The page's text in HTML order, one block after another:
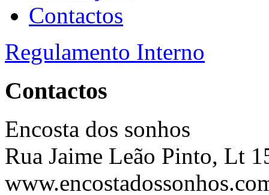
Contactos
Regulamento Interno
Contactos
Encosta dos sonhos
Rua Jaime Leão Pinto, Lt